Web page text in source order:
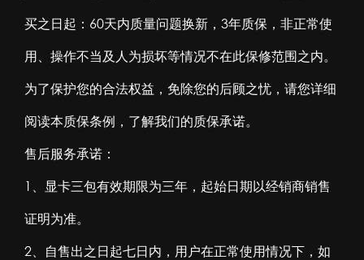
买之日起：60天内质量问题换新，3年质保，非正常使
用、操作不当及人为损坏等情况不在此保修范围之内。
为了保护您的合法权益，免除您的后顾之忧，请您详细
阅读本质保条例，了解我们的质保承诺。
售后服务承诺：
1、显卡三包有效期限为三年，起始日期以经销商销售
证明为准。
2、自售出之日起七日内，用户在正常使用情况下，如